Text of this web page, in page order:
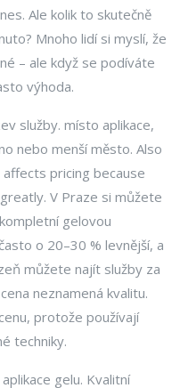
Ale kolik to skutečně
Mnoho lidí si myslí, že
– ale když se podíváte
výhoda.
služby. místo aplikace,
nebo menší město. Also
pricing because
V Praze si můžete
gelovou
o 20–30 % levnější, a
můžete najít služby za
neznamená kvalitu.
protože používají
techniky.
gelu. Kvalitní